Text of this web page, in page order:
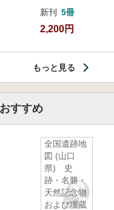
新刊 5冊
2,200円
もっと見る
すすめ
全国遺跡地
図 (山口
県) 史
跡・名勝・
天然記念物
および埋蔵